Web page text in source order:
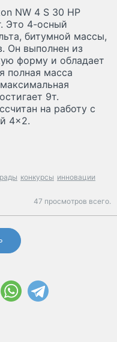
NW 4 S 30 HP
Это 4-осный
битумной массы,
Он выполнен из
форму и обладает
полная масса
9т.
на работу с
4×2.
конкурсы инновации
47 просмотров всего.